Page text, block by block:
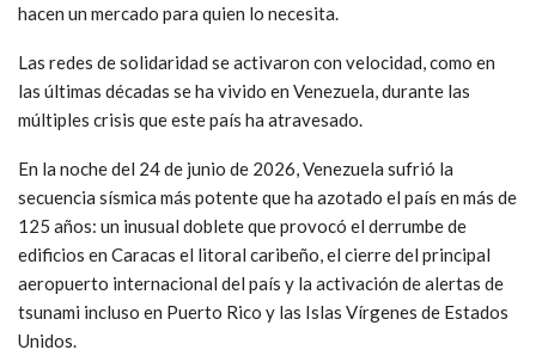
hacen un mercado para quien lo necesita.
Las redes de solidaridad se activaron con velocidad, como en
las últimas décadas se ha vivido en Venezuela, durante las
múltiples crisis que este país ha atravesado.
En la noche del 24 de junio de 2026, Venezuela sufrió la
secuencia sísmica más potente que ha azotado el país en más de
125 años: un inusual doblete que provocó el derrumbe de
edificios en Caracas el litoral caribeño, el cierre del principal
aeropuerto internacional del país y la activación de alertas de
tsunami incluso en Puerto Rico y las Islas Vírgenes de Estados
Unidos.